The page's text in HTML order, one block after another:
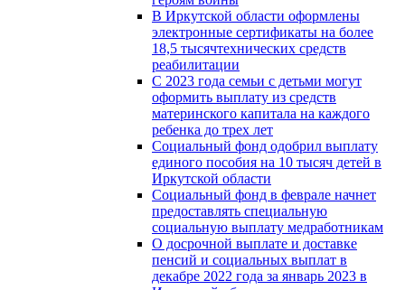
В Иркутской области оформлены
электронные сертификаты на более
18,5 тысячтехнических средств
реабилитации
С 2023 года семьи с детьми могут
оформить выплату из средств
материнского капитала на каждого
ребенка до трех лет
Социальный фонд одобрил выплату
единого пособия на 10 тысяч детей в
Иркутской области
Социальный фонд в феврале начнет
предоставлять специальную
социальную выплату медработникам
О досрочной выплате и доставке
пенсий и социальных выплат в
декабре 2022 года за январь 2023 в